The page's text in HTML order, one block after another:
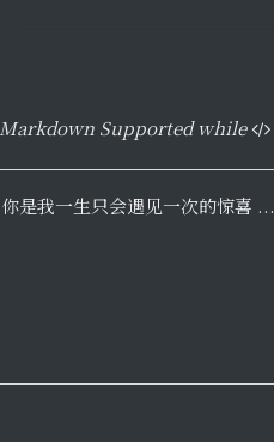
Markdown Supported while
你是我一生只会遇见一次的惊喜 ...